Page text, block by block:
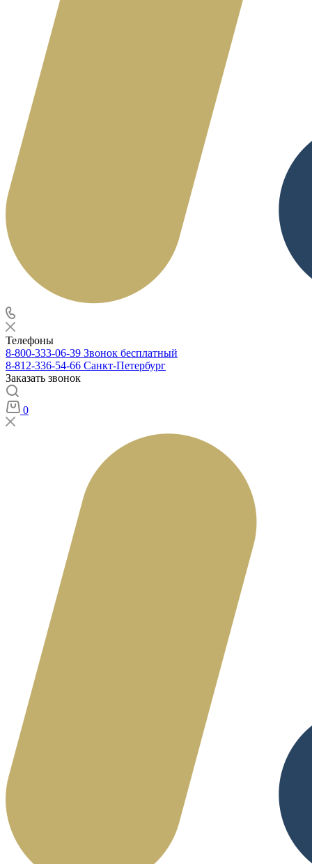
Телефоны
8-800-333-06-39 Звонок бесплатный
8-812-336-54-66 Санкт-Петербург
Заказать звонок
0